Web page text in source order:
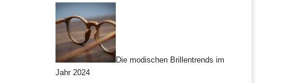
Die modischen Brillentrends im
Jahr 2024